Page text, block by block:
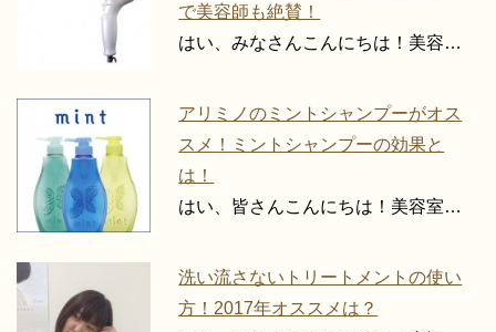
で美容師も絶賛！
はい、みなさんこんにちは！美容…
アリミノのミントシャンプーがオス
スメ！ミントシャンプーの効果と
は！
はい、皆さんこんにちは！美容室…
洗い流さないトリートメントの使い
方！2017年オススメは？